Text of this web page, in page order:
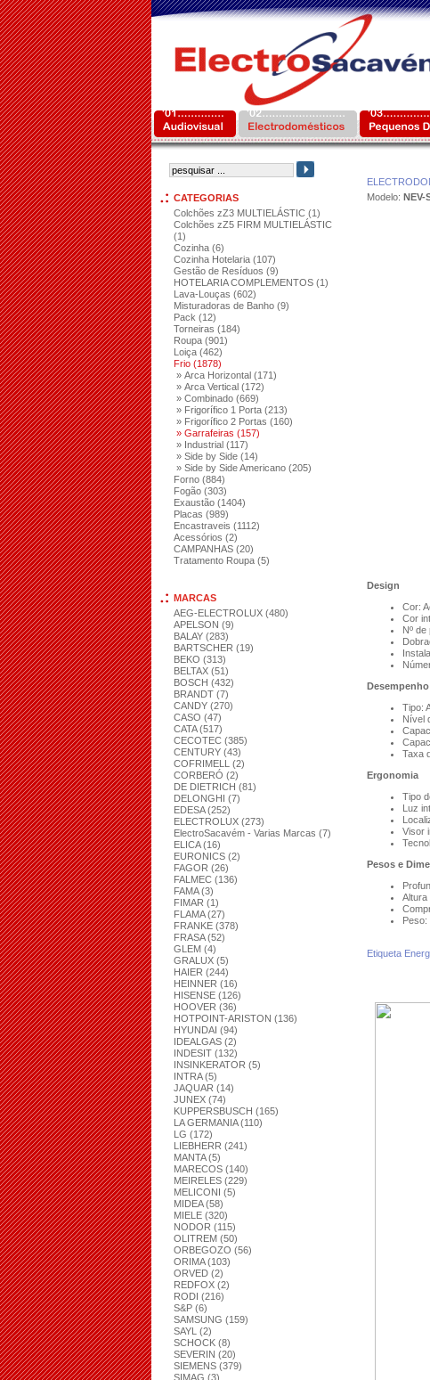
CATEGORIAS
Colchões zZ3 MULTIELÁSTIC (1)
Colchões zZ5 FIRM MULTIELÁSTIC
(1)
Cozinha (6)
Cozinha Hotelaria (107)
Gestão de Resíduos (9)
HOTELARIA COMPLEMENTOS (1)
Lava-Louças (602)
Misturadoras de Banho (9)
Pack (12)
Torneiras (184)
Roupa (901)
Loiça (462)
Frio (1878)
» Arca Horizontal (171)
» Arca Vertical (172)
» Combinado (669)
» Frigorífico 1 Porta (213)
» Frigorífico 2 Portas (160)
» Garrafeiras (157)
» Industrial (117)
» Side by Side (14)
» Side by Side Americano (205)
Forno (884)
Fogão (303)
Exaustão (1404)
Placas (989)
Encastraveis (1112)
Acessórios (2)
CAMPANHAS (20)
Tratamento Roupa (5)
MARCAS
AEG-ELECTROLUX (480)
APELSON (9)
BALAY (283)
BARTSCHER (19)
BEKO (313)
BELTAX (51)
BOSCH (432)
BRANDT (7)
CANDY (270)
CASO (47)
CATA (517)
CECOTEC (385)
CENTURY (43)
COFRIMELL (2)
CORBERÓ (2)
DE DIETRICH (81)
DELONGHI (7)
EDESA (252)
ELECTROLUX (273)
ElectroSacavém - Varias Marcas (7)
ELICA (16)
EURONICS (2)
FAGOR (26)
FALMEC (136)
FAMA (3)
FIMAR (1)
FLAMA (27)
FRANKE (378)
FRASA (52)
GLEM (4)
GRALUX (5)
HAIER (244)
HEINNER (16)
HISENSE (126)
HOOVER (36)
HOTPOINT-ARISTON (136)
HYUNDAI (94)
IDEALGAS (2)
INDESIT (132)
INSINKERATOR (5)
INTRA (5)
JAQUAR (14)
JUNEX (74)
KUPPERSBUSCH (165)
LA GERMANIA (110)
LG (172)
LIEBHERR (241)
MANTA (5)
MARECOS (140)
MEIRELES (229)
MELICONI (5)
MIDEA (58)
MIELE (320)
NODOR (115)
OLITREM (50)
ORBEGOZO (56)
ORIMA (103)
ORVED (2)
REDFOX (2)
RODI (216)
S&P (6)
SAMSUNG (159)
SAYL (2)
SCHOCK (8)
SEVERIN (20)
SIEMENS (379)
SIMAG (3)
Modelo: NEV-
Design
Cor:
Cor
Nº
Desempenho
Tipo:
Nível
Taxa
Ergonomia
Tipo
Luz
Visor
Pesos e
Altura
Peso:
Etiqueta